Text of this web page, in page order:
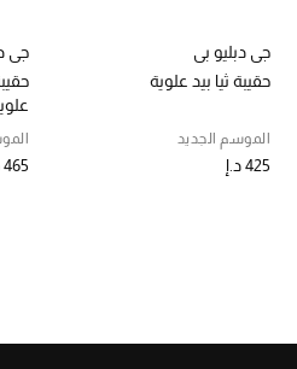
جي دبليو بي
حقيبة ثيا بيد علوية
الموسم الجديد
425 د.إ
جي
465 د.إ